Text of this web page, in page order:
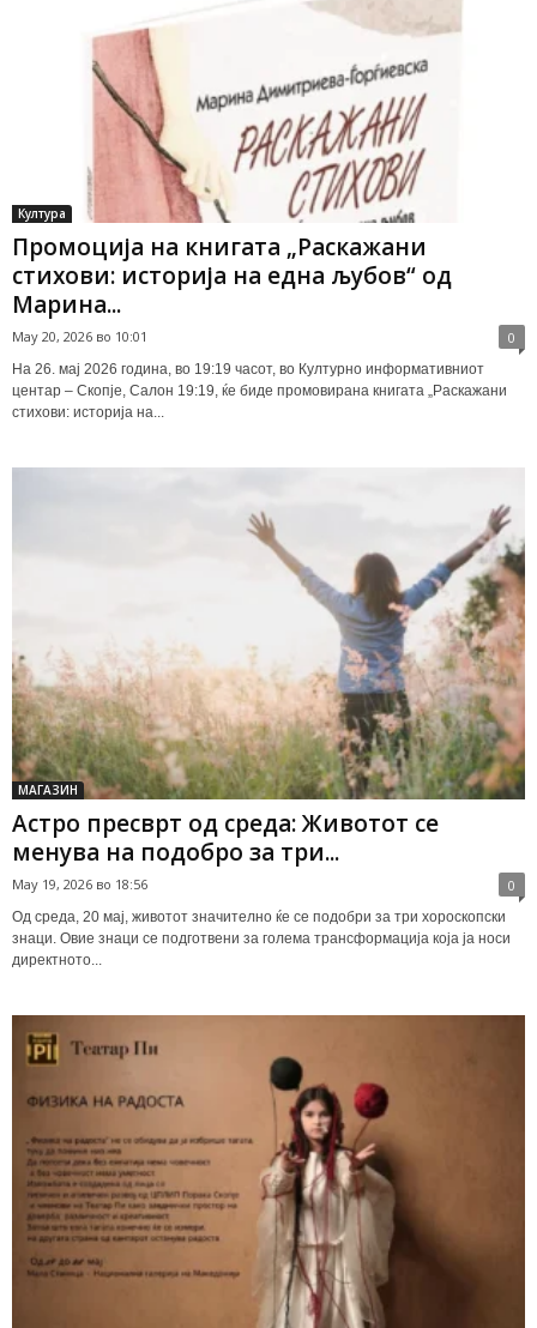
Култура
Промоција на книгата „Раскажани
стихови: историја на една љубов“ од
Марина...
May 20, 2026 во 10:01 0
На 26. мај 2026 година, во 19:19 часот, во Културно информативниот
центар – Скопје, Салон 19:19, ќе биде промовирана книгата „Раскажани
стихови: историја на...
МАГАЗИН
Астро пресврт од среда: Животот се
менува на подобро за три...
May 19, 2026 во 18:56 0
Од среда, 20 мај, животот значително ќе се подобри за три хороскопски
знаци. Овие знаци се подготвени за голема трансформација која ја носи
директното...